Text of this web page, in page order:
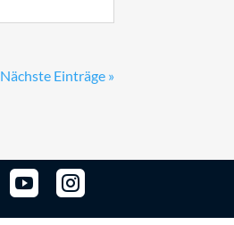
Nächste Einträge »

